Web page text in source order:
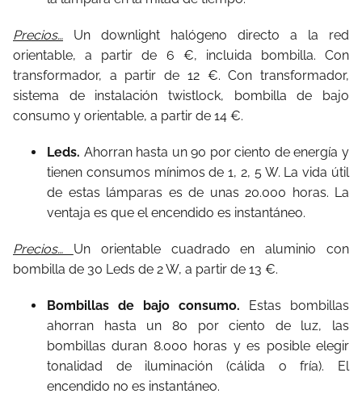
Precios… Un downlight halógeno directo a la red
orientable, a partir de 6 €, incluida bombilla. Con
transformador, a partir de 12 €. Con transformador,
sistema de instalación twistlock, bombilla de bajo
consumo y orientable, a partir de 14 €.
Leds. Ahorran hasta un 90 por ciento de energía y
tienen consumos mínimos de 1, 2, 5 W. La vida útil
de estas lámparas es de unas 20.000 horas. La
ventaja es que el encendido es instantáneo.
Precios… Un orientable cuadrado en aluminio con
bombilla de 30 Leds de 2 W, a partir de 13 €.
Bombillas de bajo consumo. Estas
bombillas
ahorran hasta un 80 por ciento de luz, las
bombillas duran 8.000 horas y es posible elegir
tonalidad de iluminación (cálida o fría). El
encendido no es instantáneo.